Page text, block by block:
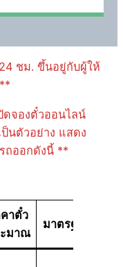
ชม. ขึ้นอยู่กับผู้ให้
ดจองตั๋วออนไลน์
นตัวอย่าง แสดง
ถออกดังนี้ **
าตั๋ว
มาณ
มาตรฐาน